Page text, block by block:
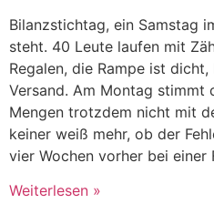
Bilanzstichtag, ein Samstag
steht. 40 Leute laufen mit
Regalen, die Rampe ist
Versand. Am Montag stimmt
Mengen trotzdem nicht mit
keiner weiß mehr, ob der
vier Wochen vorher bei einer
Weiterlesen »